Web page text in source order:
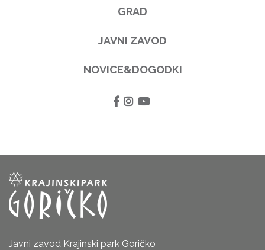
GRAD
JAVNI ZAVOD
NOVICE&DOGODKI
Javni zavod Krajinski park Goričko